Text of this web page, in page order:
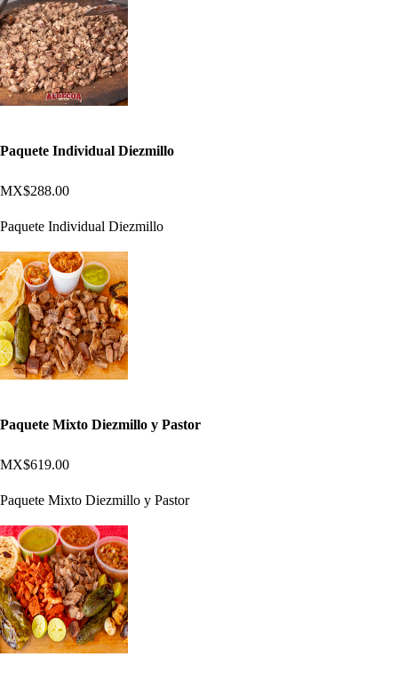
Paquete Individual Diezmillo
MX$288.00
Paquete Individual Diezmillo
Paquete Mixto Diezmillo y Pastor
MX$619.00
Paquete Mixto Diezmillo y Pastor